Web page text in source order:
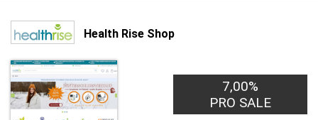
Health Rise Shop
7,00%
PRO SALE